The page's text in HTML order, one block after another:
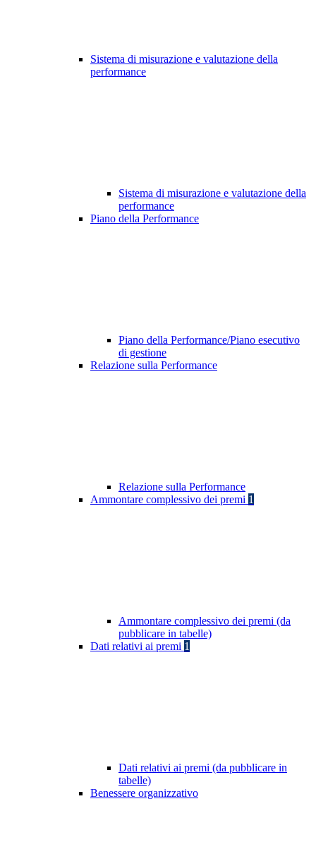
Sistema di misurazione e valutazione della
performance
Sistema di misurazione e valutazione della
performance
Piano della Performance
Piano della Performance/Piano esecutivo
di gestione
Relazione sulla Performance
Relazione sulla Performance
Ammontare complessivo dei premi 1
Ammontare complessivo dei premi (da
pubblicare in tabelle)
Dati relativi ai premi 1
Dati relativi ai premi (da pubblicare in
tabelle)
Benessere organizzativo